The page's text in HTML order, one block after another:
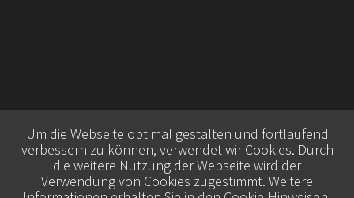
Um die Webseite optimal gestalten und fortlaufend
verbessern zu können, verwendet wir Cookies. Durch
die weitere Nutzung der Webseite wird der
Verwendung von Cookies zugestimmt. Weitere